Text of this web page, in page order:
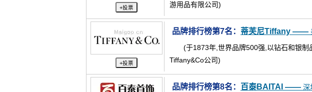
+投票
游用品有限公司)
+投票
品牌排行榜第7名： 蒂芙尼Tiffany ——
(于1873年,世界品牌500强,以钻石和银
Tiffany&Co公司)
品牌排行榜第8名： 百泰BAITAI —— 深